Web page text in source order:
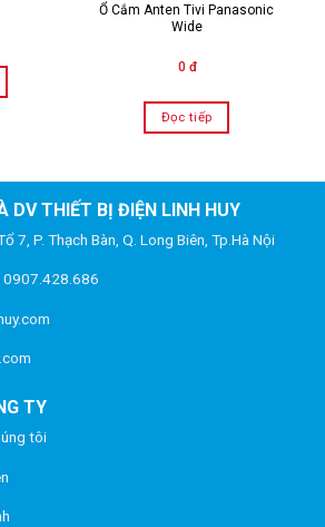
Ổ Cắm Anten Tivi Panasonic
Wide
0 đ
Đọc tiếp
DV THIẾT BỊ ĐIỆN LINH HUY
7, P. Thạch Bàn, Q. Long Biên, Tp.Hà Nội
TY
tôi